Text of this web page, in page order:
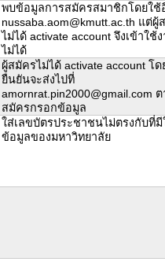
พบข้อมูลการสมัครสมาชิกโดยใช้
nussaba.aom@kmutt.ac.th แต่ผู้
ไม่ได้ activate account จึงเข้าใช้
ไม่ได้
ผู้สมัครไม่ได้ activate account โด
ยืนยันจะส่งไปที่
amornrat.pin2000@gmail.com
สมัครกรอกข้อมูล
ใส่เลขบัตรประชาชนไม่ตรงกับที่
ข้อมูลของมหาวิทยาลัย